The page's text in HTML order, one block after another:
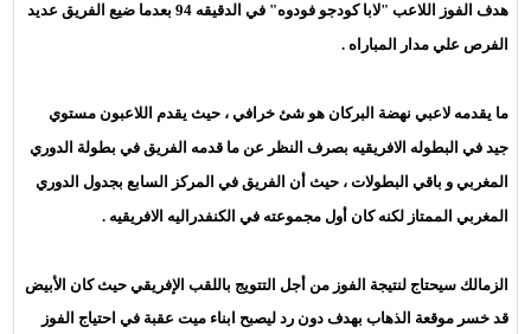
هدف الفوز اللاعب "لابا كودجو فودوه" في الدقيقه 94 بعدما ضيع الفريق عديد
الفرص علي مدار المباراه .
ما يقدمه لاعبي نهضة البركان هو شئ خرافي ، حيث يقدم اللاعبون مستوي
جيد في البطوله الافريقيه بصرف النظر عن ما قدمه الفريق في بطولة الدوري
المغربي و باقي البطولات ، حيث أن الفريق في المركز السابع بجدول الدوري
المغربي الممتاز لكنه كان أول مجموعته في الكنفدراليه الافريقيه .
الزمالك سيحتاج لنتيجة الفوز من أجل التتويج باللقب الإفريقي حيث كان الأبيض
قد خسر موقعة الذهاب بهدف دون رد ليصبح ابناء ميت عقبة في احتياج الفوز